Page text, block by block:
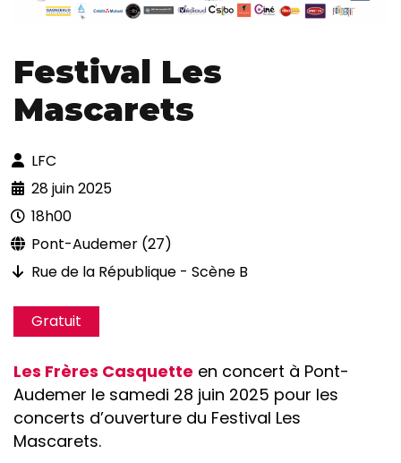
Festival Les
Mascarets
LFC
28 juin 2025
18h00
Pont-Audemer (27)
Rue de la République - Scène B
Gratuit
Les Frères Casquette en concert à Pont-
Audemer le samedi 28 juin 2025 pour les
concerts d’ouverture du Festival Les
Mascarets.